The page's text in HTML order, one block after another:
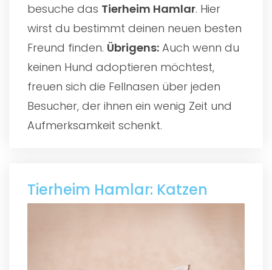
besuche das Tierheim Hamlar. Hier
wirst du bestimmt deinen neuen besten
Freund finden. Übrigens: Auch wenn du
keinen Hund adoptieren möchtest,
freuen sich die Fellnasen über jeden
Besucher, der ihnen ein wenig Zeit und
Aufmerksamkeit schenkt.
Tierheim Hamlar: Katzen